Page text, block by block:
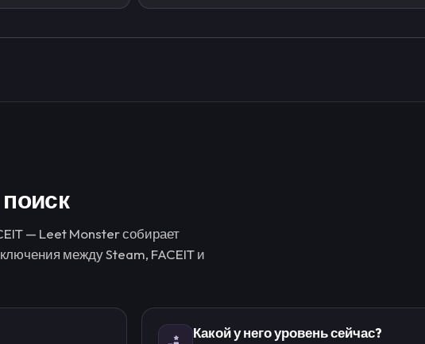
— Leet Monster собирает
между Steam, FACEIT и
Какой у него уровень сейчас?